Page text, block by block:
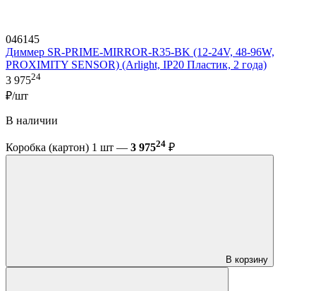
046145
Диммер SR-PRIME-MIRROR-R35-BK (12-24V, 48-96W,
PROXIMITY SENSOR) (Arlight, IP20 Пластик, 2 года)
3 97524
₽/шт
В наличии
Коробка (картон) 1 шт — 3 97524 ₽
В корзину